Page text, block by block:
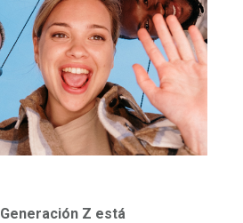
Generación Z está